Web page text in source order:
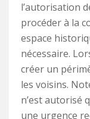
l’autorisation
procéder à la
espace
nécessaire.
créer un
les voisins.
n’est autorisé
une urgence